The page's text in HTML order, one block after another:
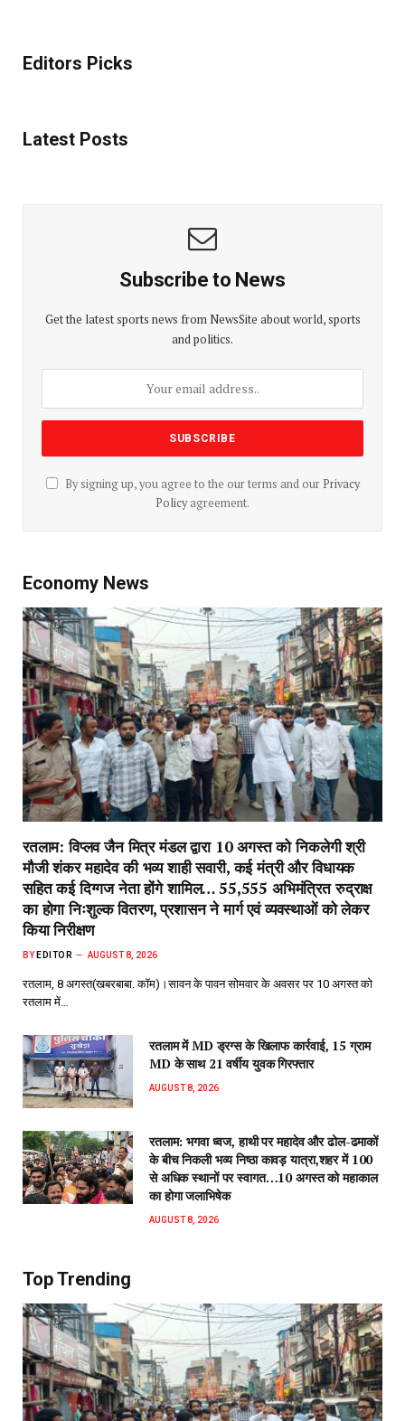
Editors Picks
Latest Posts
Subscribe to News
Get the latest sports news from NewsSite about world, sports
and politics.
By signing up, you agree to the our terms and our Privacy
Policyagreement.
Economy News
रतलाम: विप्लव जैन मित्र मंडल द्वारा 10 अगस्त को निकलेगी श्री
मौजी शंकर महादेव की भव्य शाही सवारी, कई मंत्री और विधायक
सहित कई दिग्गज नेता होंगे शामिल… 55,555 अभिमंत्रित रुद्राक्ष
का होगा निःशुल्क वितरण, प्रशासन ने मार्ग एवं व्यवस्थाओं को लेकर
किया निरीक्षण
BY EDITOR AUGUST 8, 2026
रतलाम, 8 अगस्त(खबरबाबा. कॉम)।सावन के पावन सोमवार के अवसर पर 10 अगस्त को
रतलाम में…
रतलाम में MD ड्रग्स के खिलाफ कार्रवाई, 15 ग्राम
MD के साथ 21 वर्षीय युवक गिरफ्तार
AUGUST 8, 2026
रतलाम: भगवा ध्वज, हाथी पर महादेव और ढोल-ढमाकों
के बीच निकली भव्य निष्ठा कावड़ यात्रा,शहर में 100
से अधिक स्थानों पर स्वागत…10 अगस्त को महाकाल
का होगा जलाभिषेक
AUGUST 8, 2026
Top Trending